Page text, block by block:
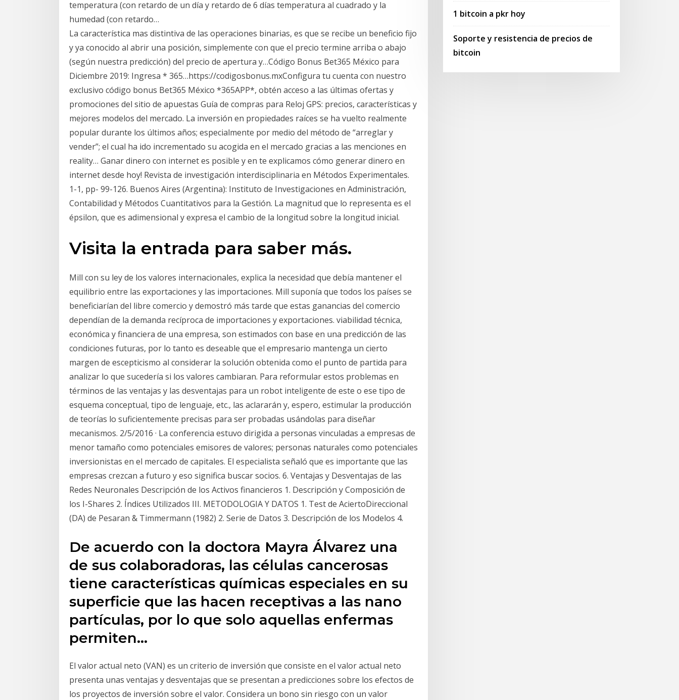
temperatura (con retardo de un día y retardo de 6 días temperatura al cuadrado y la
humedad (con retardo…
La característica mas distintiva de las operaciones binarias, es que se recibe un beneficio fijo
y ya conocido al abrir una posición, simplemente con que el precio termine arriba o abajo
(según nuestra predicción) del precio de apertura y…Código Bonus Bet365 México para
Diciembre 2019: Ingresa * 365…https://codigosbonus.mxConfigura tu cuenta con nuestro
exclusivo código bonus Bet365 México *365APP*, obtén acceso a las últimas ofertas y
promociones del sitio de apuestas Guía de compras para Reloj GPS: precios, características y
mejores modelos del mercado. La inversión en propiedades raíces se ha vuelto realmente
popular durante los últimos años; especialmente por medio del método de “arreglar y
vender”; el cual ha ido incrementado su acogida en el mercado gracias a las menciones en
reality… Ganar dinero con internet es posible y en te explicamos cómo generar dinero en
internet desde hoy! Revista de investigación interdisciplinaria en Métodos Experimentales.
1-1, pp- 99-126. Buenos Aires (Argentina): Instituto de Investigaciones en Administración,
Contabilidad y Métodos Cuantitativos para la Gestión. La magnitud que lo representa es el
épsilon, que es adimensional y expresa el cambio de la longitud sobre la longitud inicial.
Visita la entrada para saber más.
Mill con su ley de los valores internacionales, explica la necesidad que debía mantener el
equilibrio entre las exportaciones y las importaciones. Mill suponía que todos los países se
beneficiarían del libre comercio y demostró más tarde que estas ganancias del comercio
dependían de la demanda recíproca de importaciones y exportaciones. viabilidad técnica,
económica y financiera de una empresa, son estimados con base en una predicción de las
condiciones futuras, por lo tanto es deseable que el empresario mantenga un cierto
margen de escepticismo al considerar la solución obtenida como el punto de partida para
analizar lo que sucedería si los valores cambiaran. Para reformular estos problemas en
términos de las ventajas y las desventajas para un robot inteligente de este o ese tipo de
esquema conceptual, tipo de lenguaje, etc., las aclararán y, espero, estimular la producción
de teorías lo suficientemente precisas para ser probadas usándolas para diseñar
mecanismos. 2/5/2016 · La conferencia estuvo dirigida a personas vinculadas a empresas de
menor tamaño como potenciales emisores de valores; personas naturales como potenciales
inversionistas en el mercado de capitales. El especialista señaló que es importante que las
empresas crezcan a futuro y eso significa buscar socios. 6. Ventajas y Desventajas de las
Redes Neuronales Descripción de los Activos financieros 1. Descripción y Composición de
los I-Shares 2. Índices Utilizados III. METODOLOGIA Y DATOS 1. Test de AciertoDireccional
(DA) de Pesaran & Timmermann (1982) 2. Serie de Datos 3. Descripción de los Modelos 4.
De acuerdo con la doctora Mayra Álvarez una
de sus colaboradoras, las células cancerosas
tiene características químicas especiales en su
superficie que las hacen receptivas a las nano
partículas, por lo que solo aquellas enfermas
permiten…
El valor actual neto (VAN) es un criterio de inversión que consiste en el valor actual neto
presenta unas ventajas y desventajas que se presentan a predicciones sobre los efectos de
los proyectos de inversión sobre el valor. Considera un bono sin riesgo con un valor
1 bitcoin a pkr hoy
Soporte y resistencia de precios de
bitcoin